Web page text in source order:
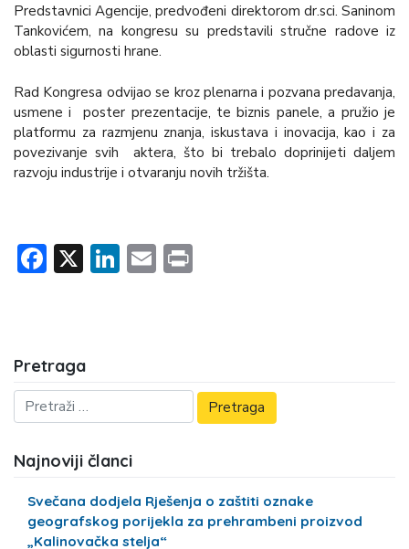
Predstavnici Agencije, predvođeni direktorom dr.sci. Saninom
Tankovićem, na kongresu su predstavili stručne radove iz
oblasti sigurnosti hrane.
Rad Kongresa odvijao se kroz plenarna i pozvana predavanja,
usmene i poster prezentacije, te biznis panele, a pružio je
platformu za razmjenu znanja, iskustava i inovacija, kao i za
povezivanje svih aktera, što bi trebalo doprinijeti daljem
razvoju industrije i otvaranju novih tržišta.
Facebook
X LinkedIn
Email
Pretraga
Najnoviji članci
Svečana dodjela Rješenja o zaštiti oznake
geografskog porijekla za prehrambeni proizvod
„Kalinovačka stelja“